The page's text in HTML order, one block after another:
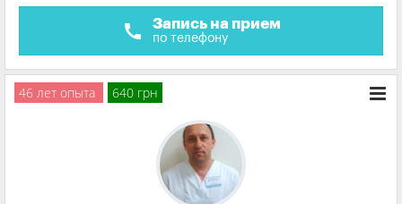
call Запись на прием
по телефону
46 лет опыта 640 грн